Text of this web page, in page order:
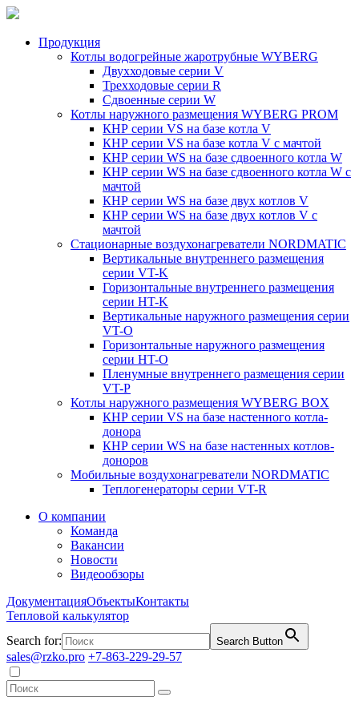
Продукция
Котлы водогрейные жаротрубные WYBERG
Двухходовые серии V
Трехходовые серии R
Сдвоенные серии W
Котлы наружного размещения WYBERG PROM
КНР серии VS на базе котла V
КНР серии VS на базе котла V с мачтой
КНР серии WS на базе сдвоенного котла W
КНР серии WS на базе сдвоенного котла W с
мачтой
КНР серии WS на базе двух котлов V
КНР серии WS на базе двух котлов V с
мачтой
Стационарные воздухонагреватели NORDMATIC
Вертикальные внутреннего размещения
серии VT-K
Горизонтальные внутреннего размещения
серии HT-K
Вертикальные наружного размещения серии
VT-O
Горизонтальные наружного размещения
серии HT-O
Пленумные внутреннего размещения серии
VT-P
Котлы наружного размещения WYBERG BOX
КНР серии VS на базе настенного котла-
донора
КНР серии WS на базе настенных котлов-
доноров
Мобильные воздухонагреватели NORDMATIC
Теплогенераторы серии VT-R
О компании
Команда
Вакансии
Новости
Видеообзоры
ДокументацияОбъектыКонтакты
Тепловой калькулятор
Search for:
Search Button
sales@rzko.pro +7-863-229-29-57